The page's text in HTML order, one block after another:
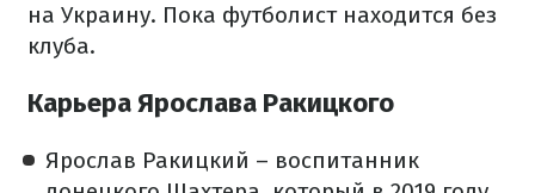
на Украину. Пока футболист находится без
клуба.
Карьера Ярослава Ракицкого
Ярослав Ракицкий – воспитанник